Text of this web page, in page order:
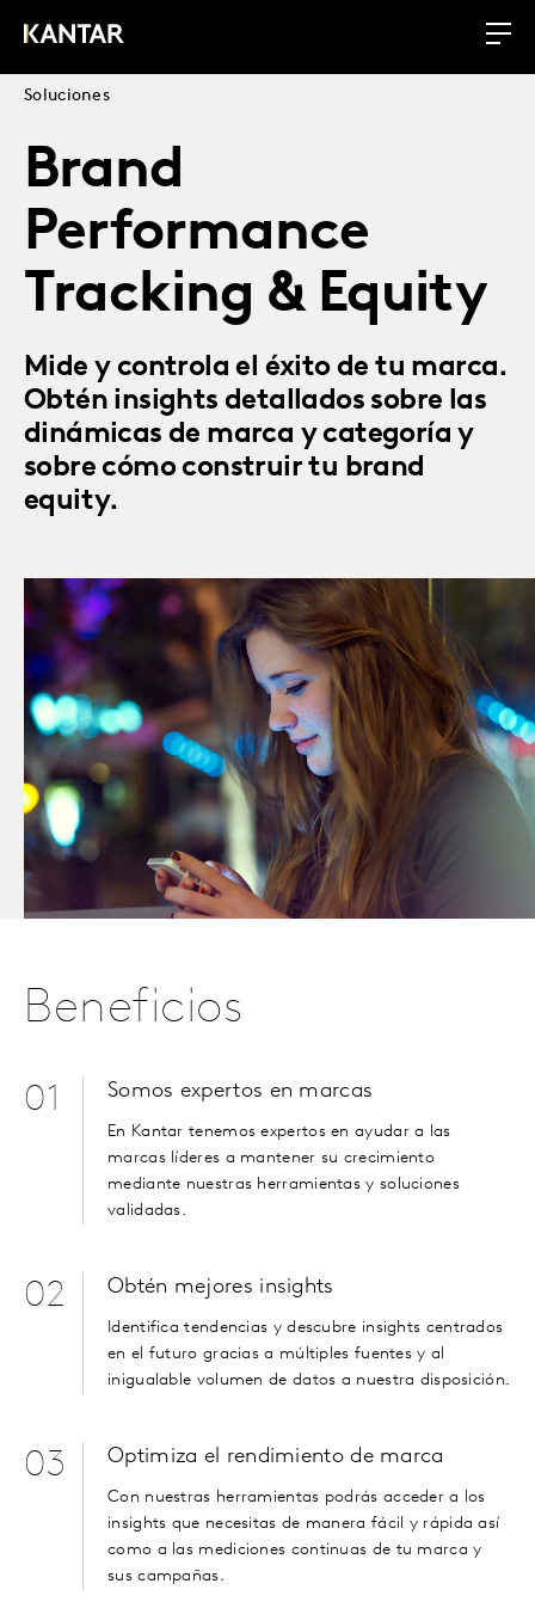
Soluciones
Brand
Performance
Tracking & Equity
Mide y controla el éxito de tu marca.
Obtén insights detallados sobre las
dinámicas de marca y categoría y
sobre cómo construir tu brand
equity.
Beneficios
01 Somos expertos en marcas
En Kantar tenemos expertos en ayudar a las
marcas líderes a mantener su crecimiento
mediante nuestras herramientas y soluciones
validadas.
02 Obtén mejores insights
Identifica tendencias y descubre insights centrados
en el futuro gracias a múltiples fuentes y al
inigualable volumen de datos a nuestra disposición.
03 Optimiza el rendimiento de marca
Con nuestras herramientas podrás acceder a los
insights que necesitas de manera fácil y rápida así
como a las mediciones continuas de tu marca y
sus campañas.